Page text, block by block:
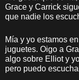
Grace y Carrick
que nadie los
Mía y yo estamos
juguetes. Oigo a
algo sobre Elliot y
pero puedo